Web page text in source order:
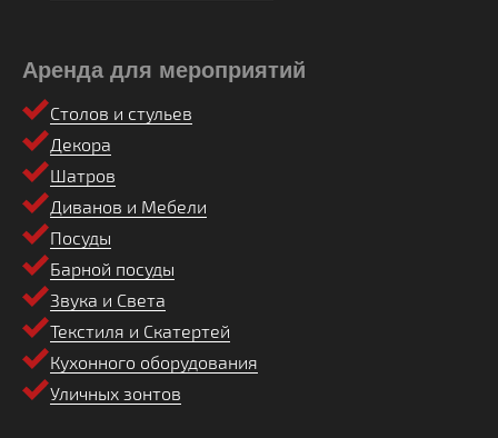
Аренда для мероприятий
Столов и стульев
Декора
Шатров
Диванов и Мебели
Посуды
Барной посуды
Звука и Света
Текстиля и Скатертей
Кухонного оборудования
Уличных зонтов